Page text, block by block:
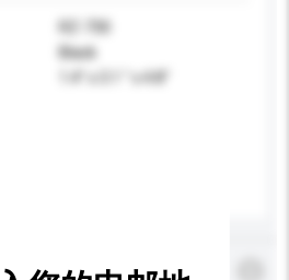
RZ-730
Black
1.4" x 3.1 " x 4.8"
*必须填写